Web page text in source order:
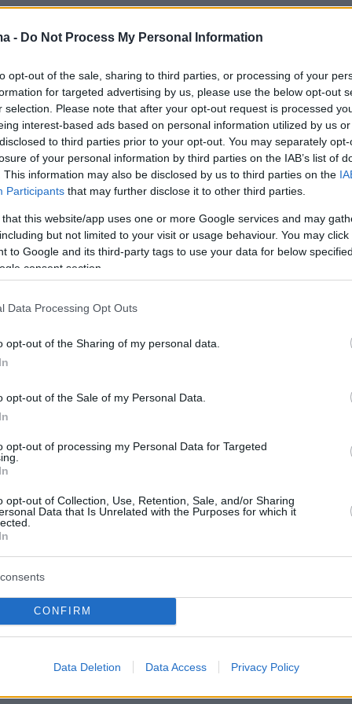
- Do Not Process My Personal Information
opt-out of the sale, sharing to third parties, or processing of your
for targeted advertising by us, please use the below opt-out
selection. Please note that after your opt-out request is processed
interest-based ads based on personal information utilized by us
to third parties prior to your opt-out. You may separately
of your personal information by third parties on the IAB’s list of
This information may also be disclosed by us to third parties on the
Participants that may further disclose it to other third parties.
that this website/app uses one or more Google services and may
but not limited to your visit or usage behaviour. You may
to Google and its third-party tags to use your data for below
consent section.
Data Processing Opt Outs
opt-out of the Sharing of my personal data.
opt-out of the Sale of my Personal Data.
opt-out of processing my Personal Data for Targeted
opt-out of Collection, Use, Retention, Sale, and/or Sharing
Data that Is Unrelated with the Purposes for which it
CONFIRM
Data Deletion Data Access Privacy Policy
μόλυνση, όμως οι εξετάσεις ούρων
της αστυνομίας στη διάρκεια
τις αναλύσεις που έγιναν εντοπίστηκαν στα
παρόλο που δύο από αυτά δεν
να λάβουν την ουσία αυτή. Τότε το
απευθυνθεί στην αστυνομία.
χθες Τετάρτη υπό κράτηση. Πιστεύεται
σκοπίμως», εξήγησε ο εισαγγελέας,
τη μορφίνη.
αρνείται τις κατηγορίες.
protothema.gr στο Google News και μάθετε πρώτοι όλες
Ειδήσεις από την Ελλάδα και τον Κόσμο, τη
στοProtothema.gr
(2) ΠΡΟΣΘΗΚΗ ΣΧΟΛΙΟΥ
ταξιαρχίες , οι Ραφ , οι Μπάιντεν Μάινχωφ και το
που έκανε τις αεροπειρατίες το '70 !